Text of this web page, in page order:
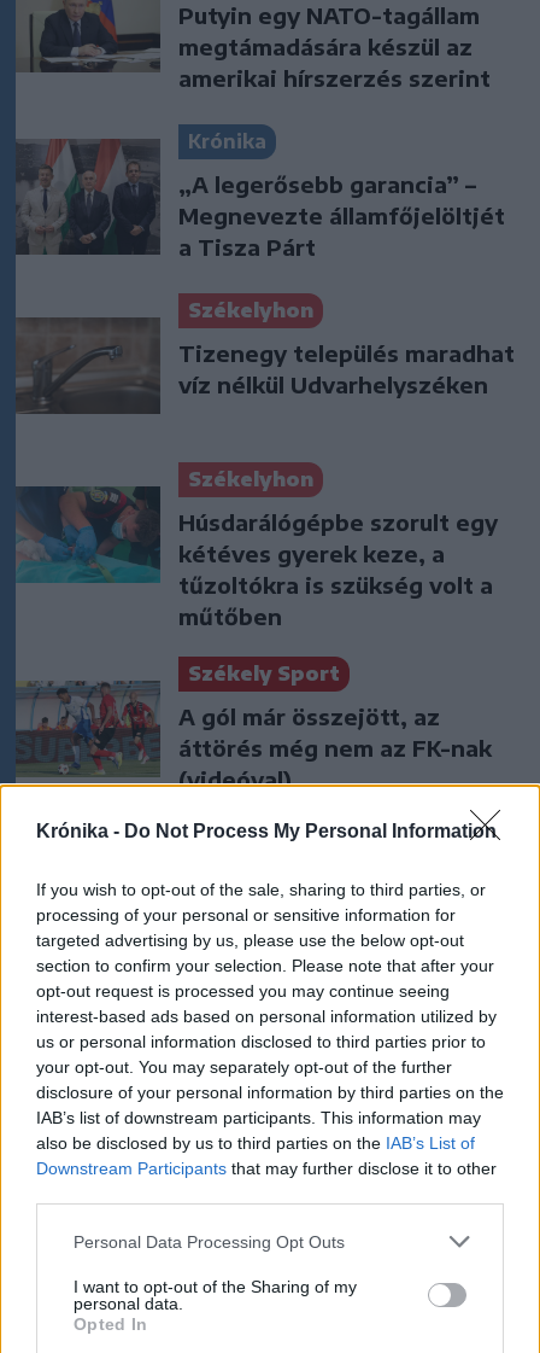
Krónika - Do Not Process My Personal Information
If you wish to opt-out of the sale, sharing to third parties, or
processing of your personal or sensitive information for
targeted advertising by us, please use the below opt-out
section to confirm your selection. Please note that after your
opt-out request is processed you may continue seeing
interest-based ads based on personal information utilized by
us or personal information disclosed to third parties prior to
your opt-out. You may separately opt-out of the further
disclosure of your personal information by third parties on the
IAB’s list of downstream participants. This information may
also be disclosed by us to third parties on the IAB’s List of
Downstream Participants that may further disclose it to other
Personal Data Processing Opt Outs
I want to opt-out of the Sharing of my
personal data.
Opted In
Putyin egy NATO-tagállam
megtámadására készül az
amerikai hírszerzés szerint
Krónika
„A legerősebb garancia” –
Megnevezte államfőjelöltjét
a Tisza Párt
Székelyhon
Tizenegy település maradhat
víz nélkül Udvarhelyszéken
Székelyhon
Húsdarálógépbe szorult egy
kétéves gyerek keze, a
tűzoltókra is szükség volt a
műtőben
Székely Sport
A gól már összejött, az
áttörés még nem az FK-nak
(videóval)
Nőileg
B. Máthé Zsuzsa: Az élet
„doktoriját” végeztem el az
epilepsziámmal
A rovat további cikkei